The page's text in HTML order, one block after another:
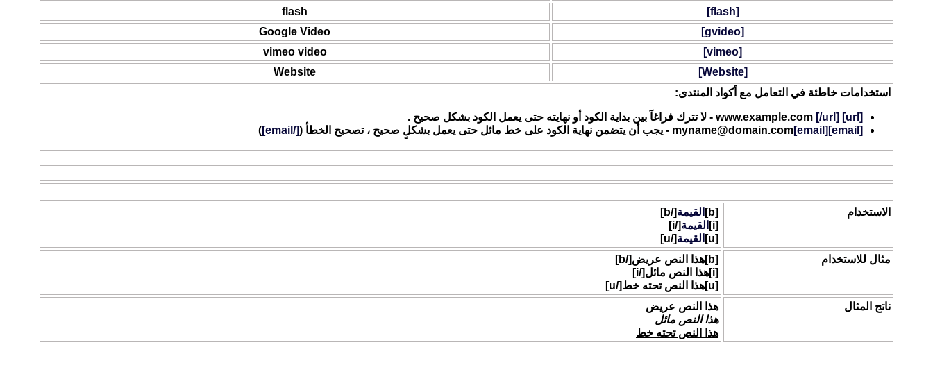
[flash]
flash
[gvideo]
Google Video
[vimeo]
vimeo video
[Website]
Website
استخدامات خاطئة في التعامل مع أكواد المنتدى:
[url]
[/url]
- لا تترك فراغآ بين بداية الكود أو نهايته حتى يعمل الكود بشكل صحيح .
[email]
myname@domain.com[email] - يجب أن يتضمن نهاية الكود على خط مائل حتى يعمل بشكلٍ صحيح ، تصحيح الخطأ ([/email]
)
الاستخدام [b] القيمة[/b]
[i]
القيمة[/i]
[u]
القيمة[/u]
مثال للاستخدام
[b]هذا النص عريض[/b]
[i]هذا النص مائل[/i]
[u]هذا النص تحته خط[/u]
ناتج المثال
هذا النص عريض
هذا النص مائل
هذا النص تحته خط